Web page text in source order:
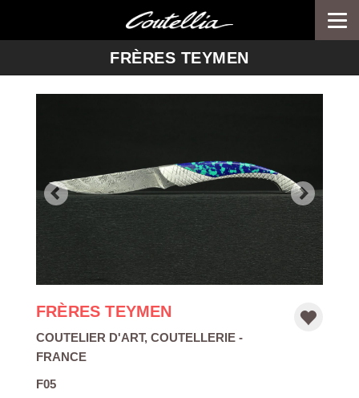
FRÈRES TEYMEN
FRÈRES TEYMEN
COUTELIER D'ART, COUTELLERIE -
FRANCE
F05